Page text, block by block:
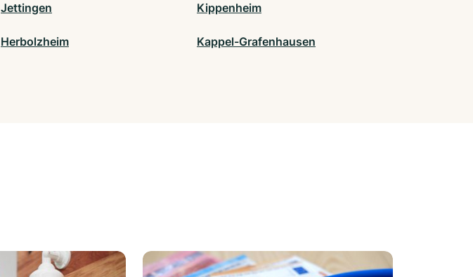
Jettingen Kippenheim
Herbolzheim Kappel-Grafenhausen